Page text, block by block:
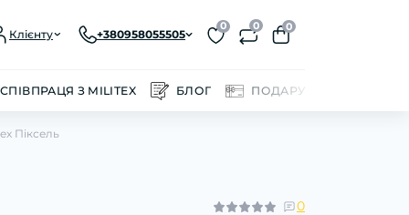
Клієнту +380958055505
0 0 0
СПІВПРАЦЯ З MILITEX БЛОГ ПОДАРУНКОВІ
Піксель
0